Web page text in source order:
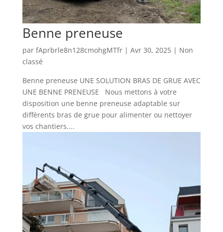
Benne preneuse
par fAprbrle8n128cmohgMTfr| Avr 30, 2025| Non
classé
Benne preneuse UNE SOLUTION BRAS DE GRUE AVEC
UNE BENNE PRENEUSE Nous mettons à votre
disposition une benne preneuse adaptable sur
différents bras de grue pour alimenter ou nettoyer
vos chantiers....